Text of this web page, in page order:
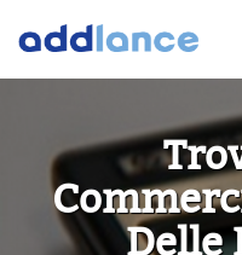
Delle